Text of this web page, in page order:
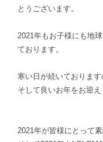
とうございます。
2021年もお子様にも地
ております。
寒い日が続いております
そして良いお年をお迎え
2021年が皆様にとって